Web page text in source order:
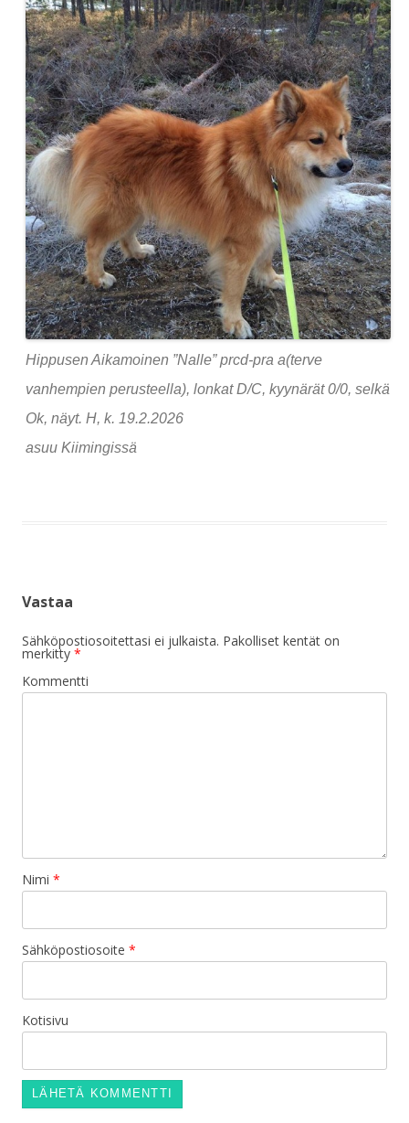
Hippusen Aikamoinen ”Nalle” prcd-pra a(terve
vanhempien perusteella), lonkat D/C, kyynärät 0/0, selkä
Ok, näyt. H, k. 19.2.2026
asuu Kiimingissä
Vastaa
Sähköpostiosoitettasi ei julkaista. Pakolliset kentät on
merkitty *
Kommentti
Nimi *
Sähköpostiosoite *
Kotisivu